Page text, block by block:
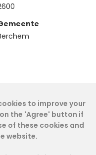
to improve your
the 'Agree' button if
of these cookies and
website.